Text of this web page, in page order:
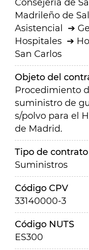
Consejería de
Madrileño de
Asistencial
Hospitales
San Carlos
Objeto del
Procedimiento
suministro de
s/polvo para el
de Madrid.
Tipo de contrato
Suministros
Código CPV
33140000-3
Código NUTS
ES300